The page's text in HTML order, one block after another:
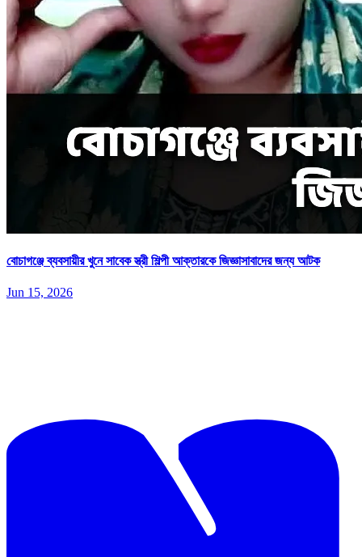
বোচাগঞ্জে ব্যবসায়ীর খুনে সাবেক স্ত্রী শিল্পী আক্তারকে জিজ্ঞাসাবাদের জন্য আটক
Jun 15, 2026